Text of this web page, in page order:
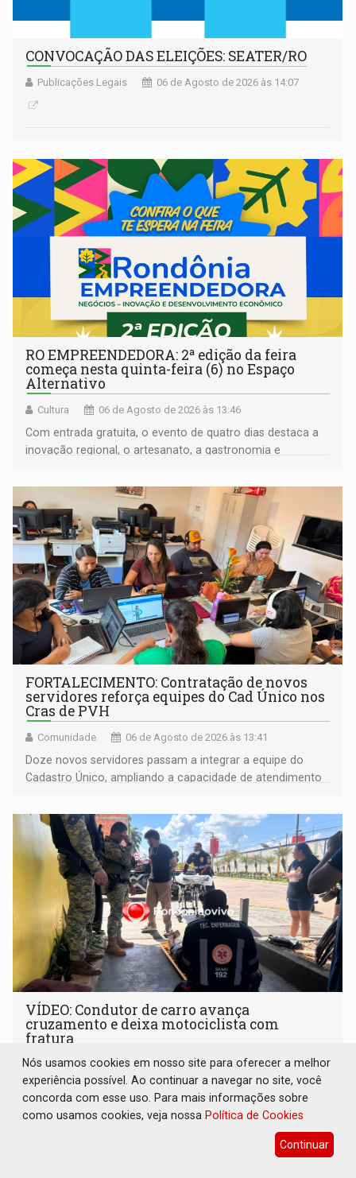
CONVOCAÇÃO DAS ELEIÇÕES: SEATER/RO
Publicações Legais 06 de Agosto de 2026 às 14:07
RO EMPREENDEDORA: 2ª edição da feira
começa nesta quinta-feira (6) no Espaço
Alternativo
Cultura 06 de Agosto de 2026 às 13:46
Com entrada gratuita, o evento de quatro dias destaca a
inovação regional, o artesanato, a gastronomia e
FORTALECIMENTO: Contratação de novos
servidores reforça equipes do Cad Único nos
Cras de PVH
Comunidade 06 de Agosto de 2026 às 13:41
Doze novos servidores passam a integrar a equipe do
Cadastro Único, ampliando a capacidade de atendimento
VÍDEO: Condutor de carro avança
cruzamento e deixa motociclista com
fratura
Polícia 06 de Agosto de 2026 às 13:39
Uma equipe do BOPE (Batalhão de Operações Policiais
Especiais) da Polícia Militar que passava pelo local prestou
os primeiros socorros
Nós usamos cookies em nosso site para oferecer a melhor
experiência possível. Ao continuar a navegar no site, você
concorda com esse uso. Para mais informações sobre
como usamos cookies, veja nossa Política de Cookies
Continuar